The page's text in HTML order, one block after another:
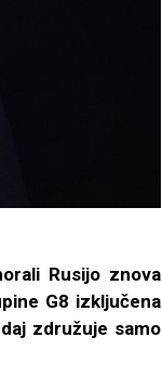
Rusijo znova
G8 izključena
združuje samo